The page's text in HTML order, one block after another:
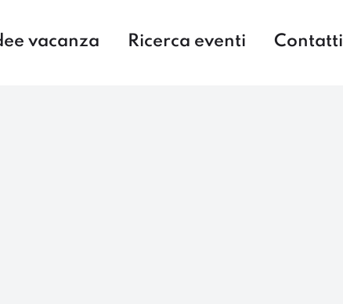
vacanza Ricerca eventi Contatti